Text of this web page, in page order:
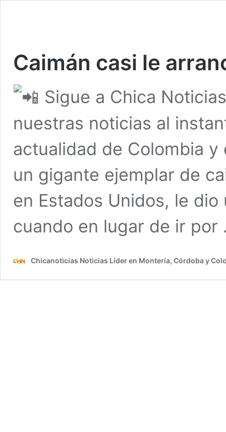
Caimán casi le
Sigue a Chica
nuestras noticias al
actualidad de Colombia
un gigante ejemplar de
en Estados Unidos, le
cuando en lugar de ir
Chicanoticias Noticias Líder en Montería, Córdoba y